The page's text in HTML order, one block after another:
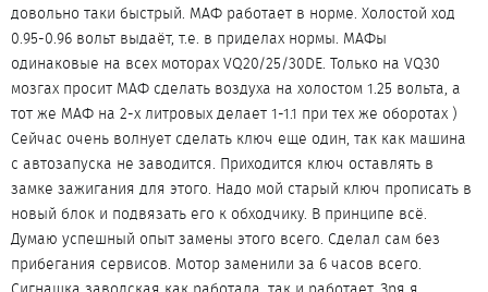
довольно таки быстрый. МАФ работает в норме. Холостой ход
0.95-0.96 вольт выдаёт, т.е. в приделах нормы. МАФы
одинаковые на всех моторах VQ20/25/30DE. Только на VQ30
мозгах просит МАФ сделать воздуха на холостом 1.25 вольта, а
тот же МАФ на 2-х литровых делает 1-1.1 при тех же оборотах )
Сейчас очень волнует сделать ключ еще один, так как машина
с автозапуска не заводится. Приходится ключ оставлять в
замке зажигания для этого. Надо мой старый ключ прописать в
новый блок и подвязать его к обходчику. В принципе всё.
Думаю успешный опыт замены этого всего. Сделал сам без
прибегания сервисов. Мотор заменили за 6 часов всего.